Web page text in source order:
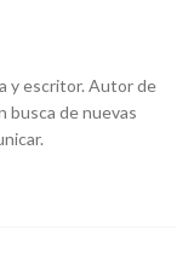
y escritor. Autor de
busca de nuevas